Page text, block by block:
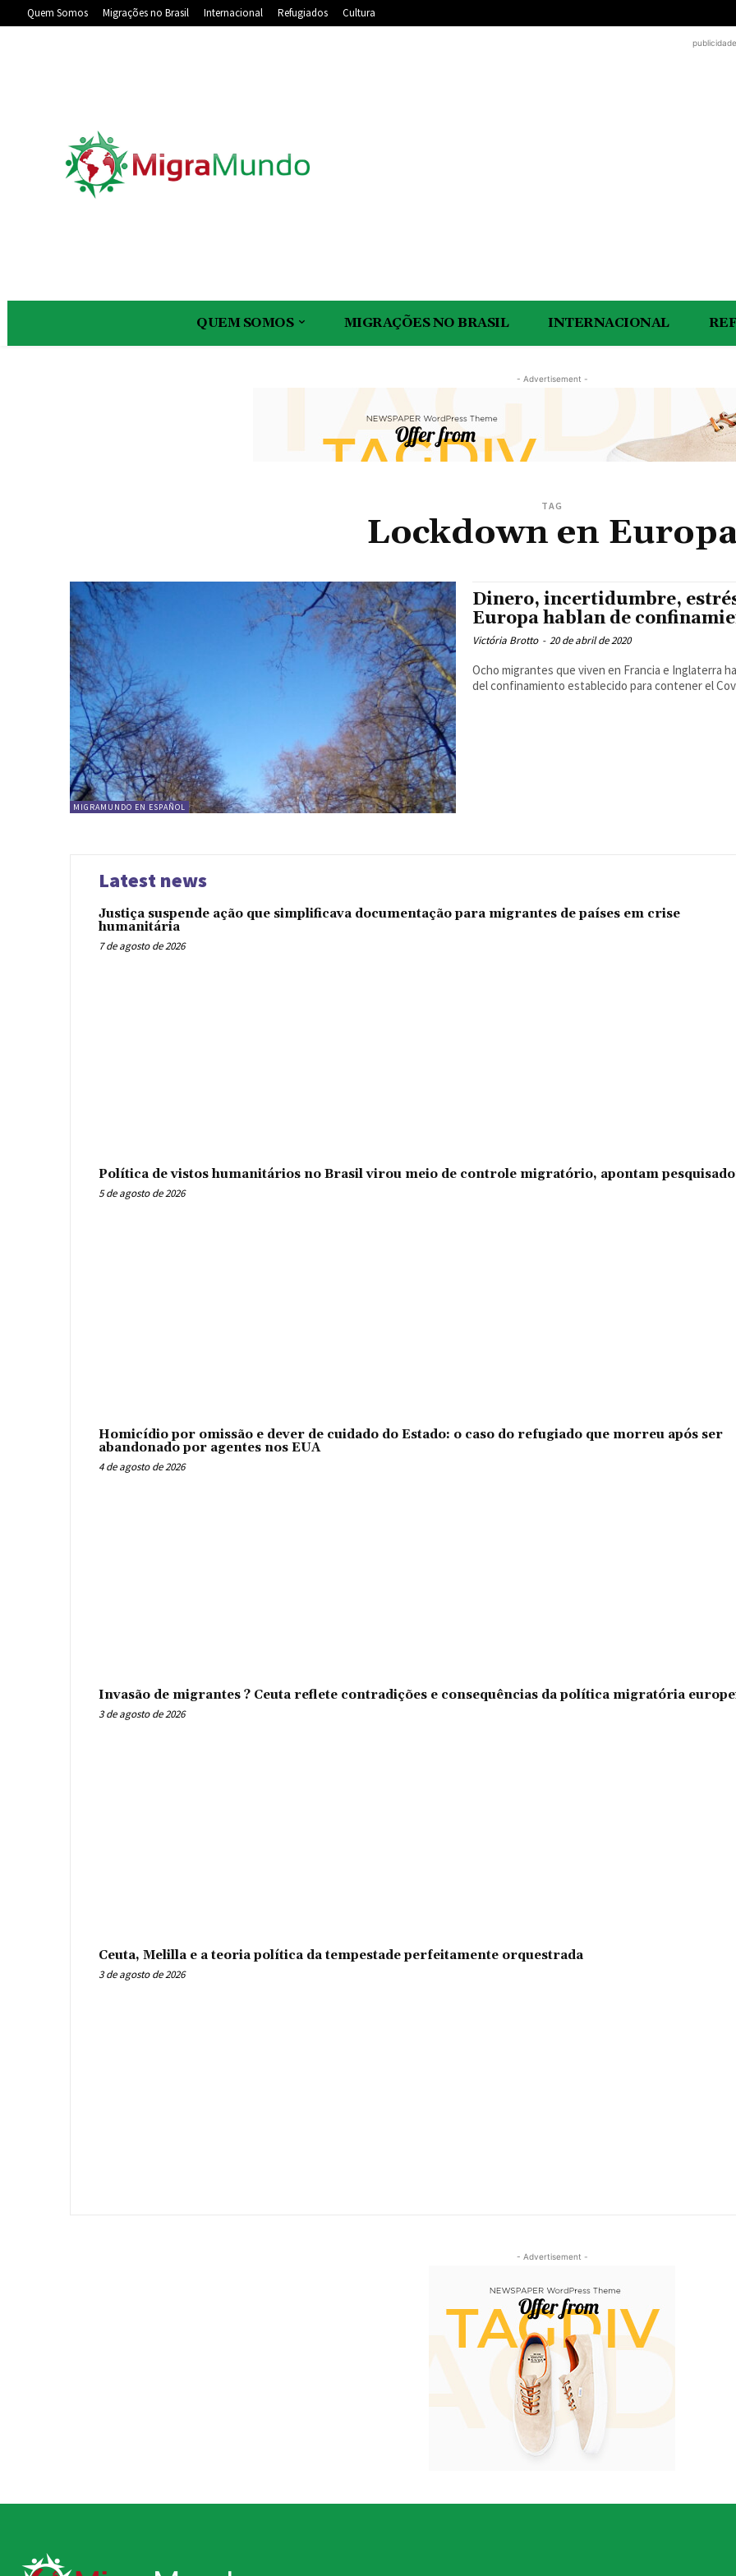
Quem Somos Migrações no Brasil Internacional Refugiados Cultura
QUEM SOMOS MIGRAÇÕES NO BRASIL INTERNACIONAL
- Advertisement -
TAG
Lockdown en
MIGRAMUNDO EN ESPAÑOL
Dinero, incertidumbre,
Europa hablan de
Victória Brotto - 20 de abril de 2020
Ocho migrantes que viven en Francia e Inglaterra
Latest news
Justiça suspende ação que simplificava documentação para migrantes de países em crise
humanitária
7 de agosto de 2026
Política de vistos humanitários no Brasil virou meio de controle migratório, apontam
5 de agosto de 2026
Homicídio por omissão e dever de cuidado do Estado: o caso do refugiado que morreu após ser
abandonado por agentes nos EUA
4 de agosto de 2026
Invasão de migrantes ? Ceuta reflete contradições e consequências da política migratória
3 de agosto de 2026
Ceuta, Melilla e a teoria política da tempestade perfeitamente orquestrada
3 de agosto de 2026
- Advertisement -